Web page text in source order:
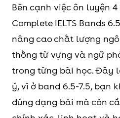
back in time
Diagram/
Sentence
Short-
Multiple
Note
Điểm hữu
chỉ giúp
Bên cạnh việc ôn luyện
Complete IELTS Bands
nâng cao chất lượng
thống từ vựng và ngữ
trong từng bài học. Đây
ý, vì ở band 6.5-7.5, bạn
đúng dạng bài mà còn